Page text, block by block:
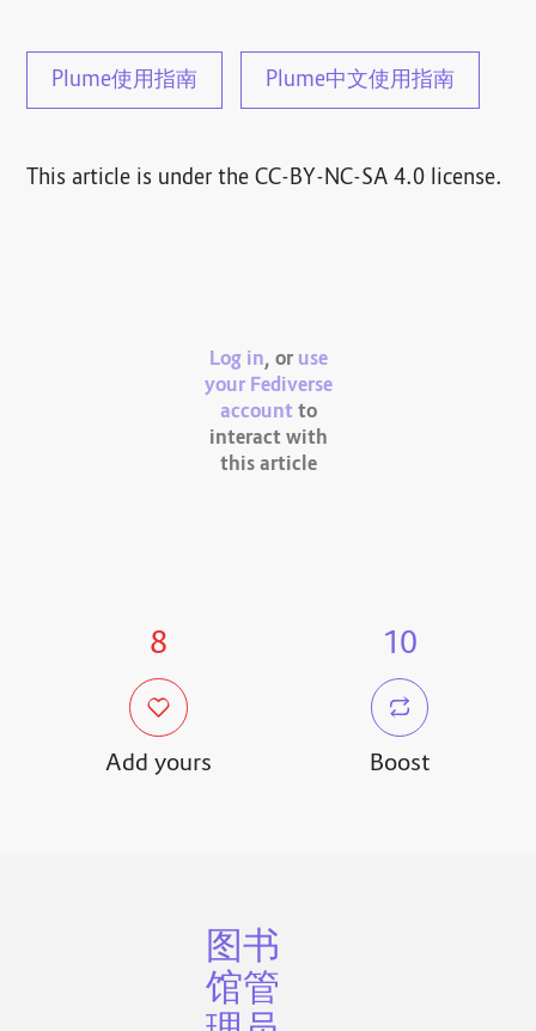
Plume使用指南 Plume中文使用指南
This article is under the CC-BY-NC-SA 4.0 license.
Log in, or use
your Fediverse
account to
interact with
this article
8
Add yours
10
Boost
图书
馆管